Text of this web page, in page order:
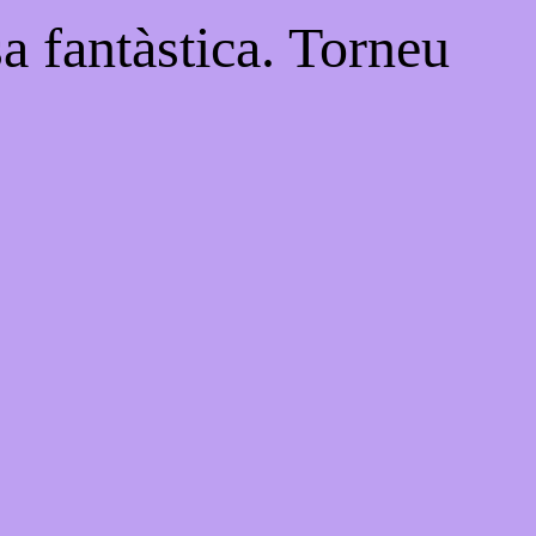
fantàstica. Torneu